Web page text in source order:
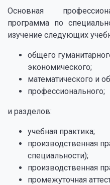
Основная
программа по
изучение следующих
общего
экономического;
математического и
профессионального;
и разделов:
учебная практика;
производственная
специальности);
производственная
промежуточная